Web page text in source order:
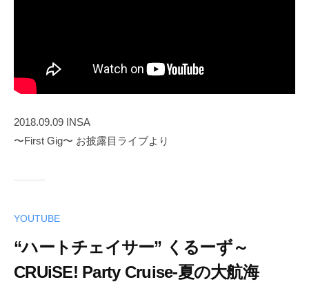
2018.09.09 INSA
〜First Gig〜 お披露目ライブより
YOUTUBE
“ハートチェイサー” くるーず～
CRUiSE! Party Cruise-夏の大航海